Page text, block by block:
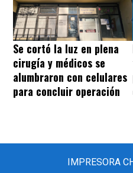
Se cortó la luz en plena
cirugía y médicos se
alumbraron con celulares
para concluir operación
IMPRESORA